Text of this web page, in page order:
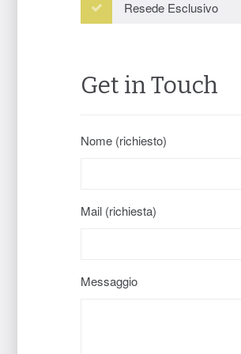
Resede Esclusivo
Get in Touch
Nome (richiesto)
Mail (richiesta)
Messaggio